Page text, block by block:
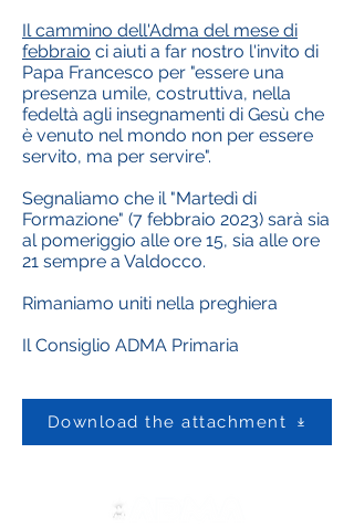
Il cammino dell'Adma del mese di
febbraio ci aiuti a far nostro l'invito di
Papa Francesco per "essere una
presenza umile, costruttiva, nella
fedeltà agli insegnamenti di Gesù che
è venuto nel mondo non per essere
servito, ma per servire".
Segnaliamo che il "Martedì di
Formazione" (7 febbraio 2023) sarà sia
al pomeriggio alle ore 15, sia alle ore
21 sempre a Valdocco.
Rimaniamo uniti nella preghiera
Il Consiglio ADMA Primaria
Download the attachment